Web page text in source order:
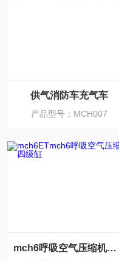
供气消防车充气车
产品型号：MCH007
mch6呼吸空气压缩机四级缸